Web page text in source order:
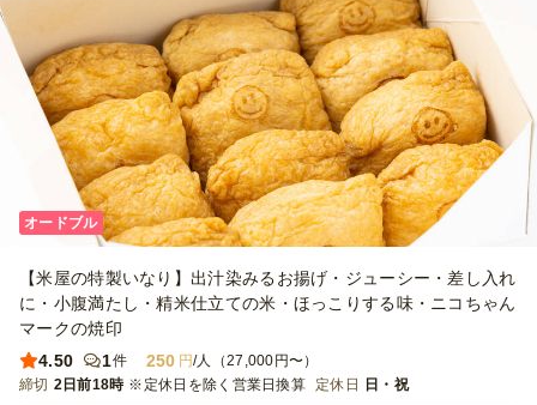
オードブル
【米屋の特製いなり】出汁染みるお揚げ・ジューシー・差し入れ
に・小腹満たし・精米仕立ての米・ほっこりする味・ニコちゃん
マークの焼印
4.50
1件 250 円/人（27,000円〜）
締切 2日前18時 ※定休日を除く営業日換算 定休日 日・祝